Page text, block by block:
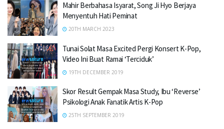
Mahir Berbahasa Isyarat, Song Ji Hyo Berjaya
Menyentuh Hati Peminat
20TH MARCH 2023
Tunai Solat Masa Excited Pergi Konsert K-Pop,
Video Ini Buat Ramai ‘Terciduk’
19TH DECEMBER 2019
Skor Result Gempak Masa Study, Ibu ‘Reverse’
Psikologi Anak Fanatik Artis K-Pop
25TH SEPTEMBER 2019